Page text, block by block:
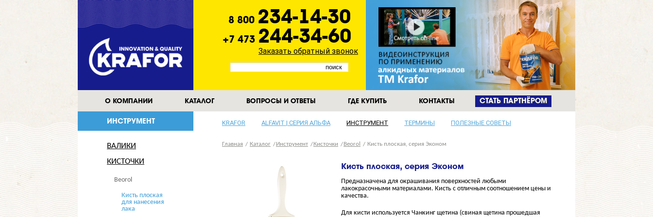
8 800 234-14-30
+7 473 244-34-60
Заказать обратный звонок
О КОМПАНИИ КАТАЛОГ ВОПРОСЫ И ОТВЕТЫ ГДЕ КУПИТЬ КОНТАКТЫ CТАТЬ ПАРТНЁРОМ
ИНСТРУМЕНТ
ВАЛИКИ
КИСТОЧКИ
Beorol
Кисть плоская
для нанесения
лака
KRAFOR ALFAVIT | СЕРИЯ АЛЬФА ИНСТРУМЕНТ ТЕРМИНЫ ПОЛЕЗНЫЕ СОВЕТЫ
Главная Каталог Инструмент Кисточки Beorol Кисть плоская, серия Эконом
Кисть плоская, серия Эконом
Предназначена для окрашивания поверхностей любыми
лакокрасочными материалами. Кисть с отличным соотношением цены и
качества.
Для кисти используется Чанкинг щетина (свиная щетина прошедшая